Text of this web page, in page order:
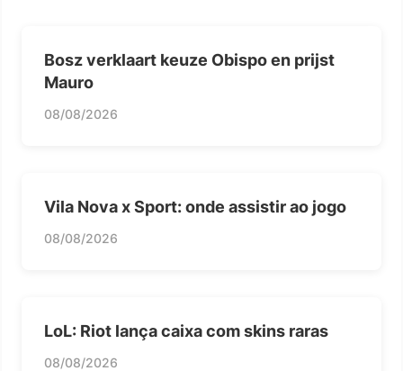
Bosz verklaart keuze Obispo en prijst
Mauro
08/08/2026
Vila Nova x Sport: onde assistir ao jogo
08/08/2026
LoL: Riot lança caixa com skins raras
08/08/2026